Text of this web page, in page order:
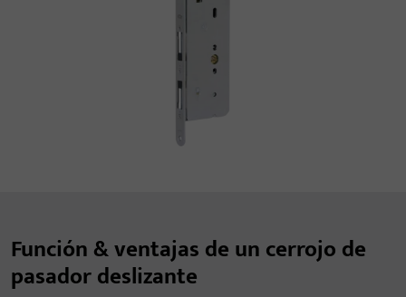
Función & ventajas de un cerrojo de
pasador deslizante